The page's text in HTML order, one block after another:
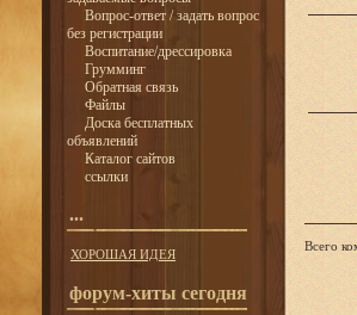
Вопрос-ответ / задать вопрос
без регистрации
Воспитание/дрессировка
Грумминг
Обратная связь
Файлы
Доска бесплатных
объявлений
Каталог сайтов
ссылки
...
ХОРОШАЯ ИДЕЯ
форум-хиты сегодня
Всего